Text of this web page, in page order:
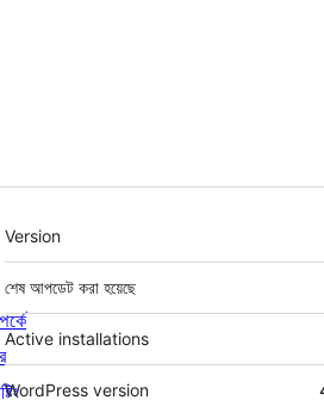
মেটা
Version
শেষ আপডেট করা হয়েছে
Active installations
WordPress version